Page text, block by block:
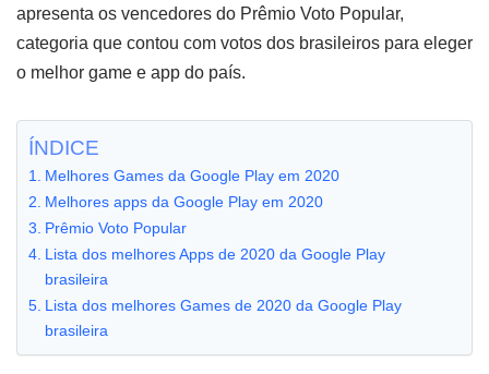
apresenta os vencedores do Prêmio Voto Popular,
categoria que contou com votos dos brasileiros para eleger
o melhor game e app do país.
ÍNDICE
Melhores Games da Google Play em 2020
Melhores apps da Google Play em 2020
Prêmio Voto Popular
Lista dos melhores Apps de 2020 da Google Play
brasileira
Lista dos melhores Games de 2020 da Google Play
brasileira